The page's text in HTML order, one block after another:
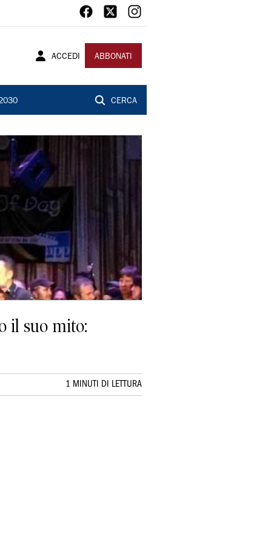
ACCEDI ABBONATI
CERCA
il suo mito:
1 MINUTI DI LETTURA